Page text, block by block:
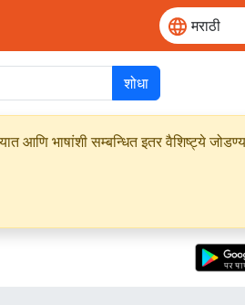
शोधा
आणि भाषांशी सम्बन्धित इतर वैशिष्ट्ये